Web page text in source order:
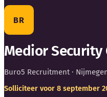
Kennisbank
Blog
BR
Medior Security
Buro5 Recruitment·
Solliciteer voor 8 september